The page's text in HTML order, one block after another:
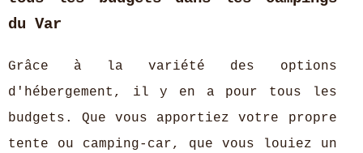
du Var
Grâce à la variété des options
d'hébergement, il y en a pour tous les
budgets. Que vous apportiez votre propre
tente ou camping-car, que vous louiez un